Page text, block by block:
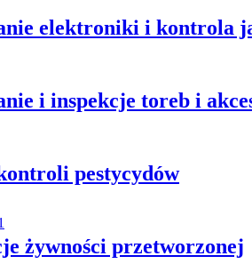
elektroniki i kontrola
i inspekcje toreb i
pestycydów
żywności przetworzonej